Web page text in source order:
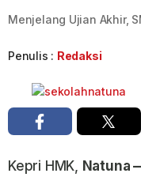
Menjelang Ujian Akhir,
Penulis : Redaksi
Kepri HMK, Natuna